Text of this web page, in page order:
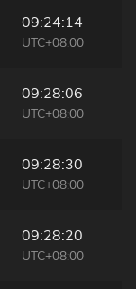
09:24:14
UTC+08:00
09:28:06
UTC+08:00
09:28:30
UTC+08:00
09:28:20
UTC+08:00